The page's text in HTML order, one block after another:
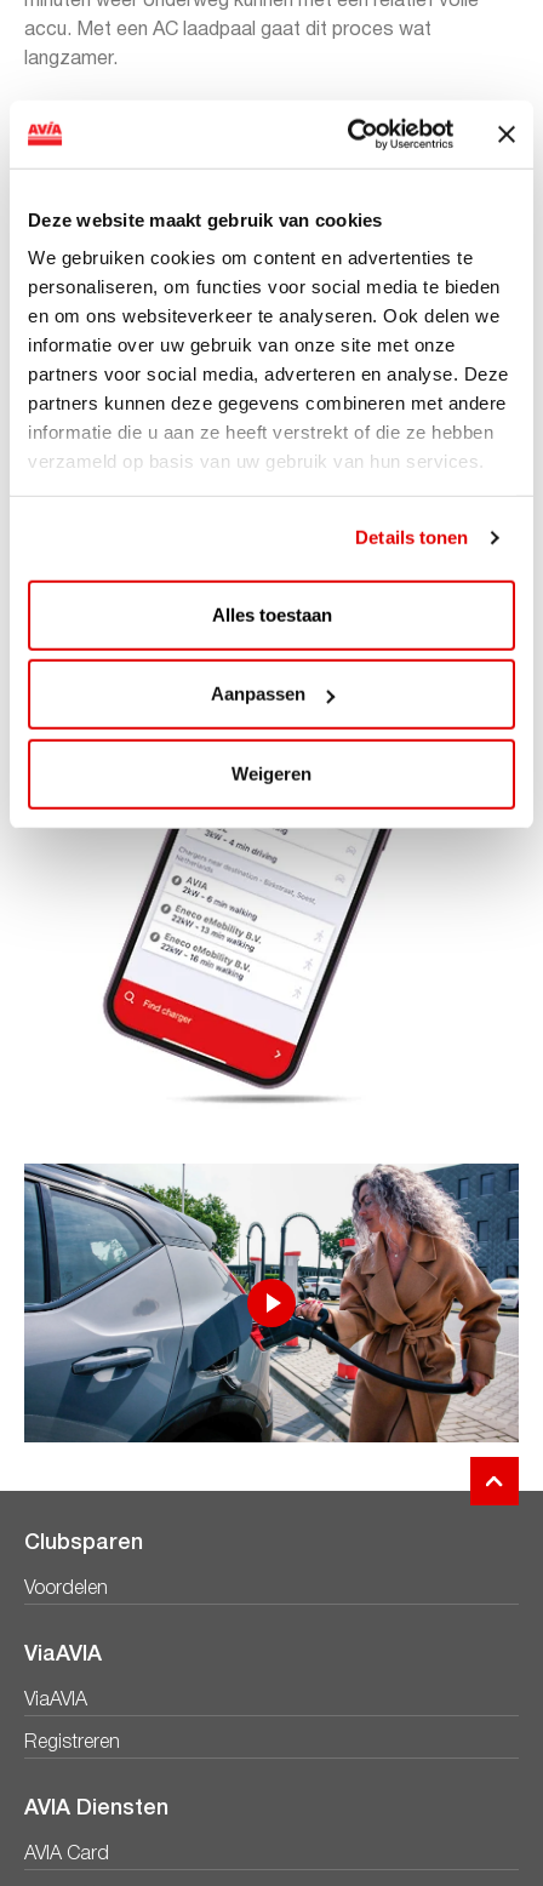
Deze website maakt gebruik van cookies
We gebruiken cookies om content en advertenties te
personaliseren, om functies voor social media te bieden
en om ons websiteverkeer te analyseren. Ook delen we
informatie over uw gebruik van onze site met onze
partners voor social media, adverteren en analyse. Deze
partners kunnen deze gegevens combineren met andere
informatie die u aan ze heeft verstrekt of die ze hebben
verzameld op basis van uw gebruik van hun services.
Details tonen
Alles toestaan
Aanpassen
Weigeren
accu. Met een AC laadpaal gaat dit proces wat
langzamer.
Offerte aanvragen
Download de AVIA Laden app
Wij maken jouw laadstatus en laadgeschiedenis
eenvoudig inzichtelijk in onze app. Daarnaast vind je ook
gemakkelijk de dichtstbijzijnde laadpaal en biedt de app
slimme oplossingen op basis van je agenda. Zo zit je
nooit met een lege accu en ben je altijd goed voorbereid
Clubsparen
Voordelen
ViaAVIA
ViaAVIA
Registreren
AVIA Diensten
AVIA Card